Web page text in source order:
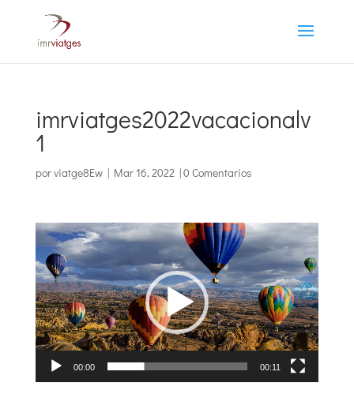
imrviatges2022vacacionalv
1
porviatge8Ew| Mar 16, 2022|0 Comentarios
Reproductor
de
vídeo
00:00 00:11